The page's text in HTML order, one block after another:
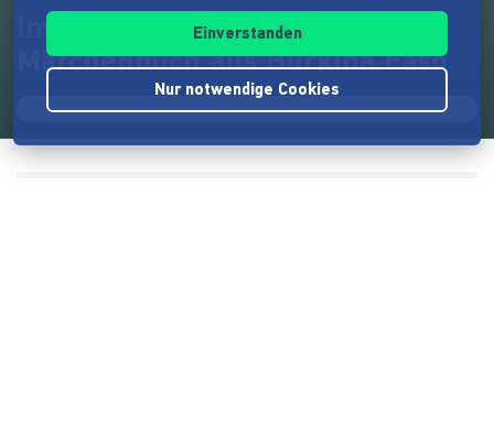
Im Schatten des Baobab –
Märchenbuch aus Burkina Faso
Einverstanden
Nur notwendige Cookies